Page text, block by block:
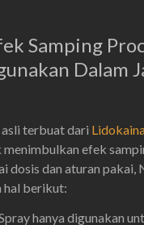
Samping
Dalam
terbuat dari
efek
dosis dan aturan pakai,
hal berikut:
hanya digunakan